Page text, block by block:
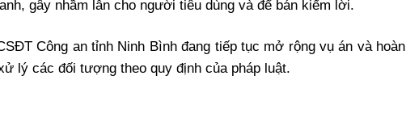
gây nhầm lẫn cho người tiêu dùng và để bán kiếm lời.
Công an tỉnh Ninh Bình đang tiếp tục mở rộng vụ án và hoàn
lý các đối tượng theo quy định của pháp luật.